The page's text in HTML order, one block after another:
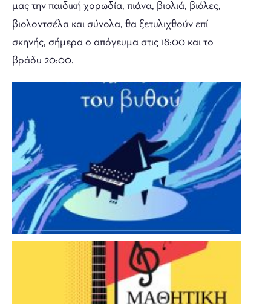
μας την παιδική χορωδία, πιάνα, βιολιά, βιόλες,
βιολοντσέλα και σύνολα, θα ξετυλιχθούν επί
σκηνής, σήμερα ο απόγευμα στις 18:00 και το
βράδυ 20:00.